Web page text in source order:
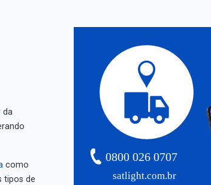
da
como
tipos de
satlight.com.br
0800 026 0707